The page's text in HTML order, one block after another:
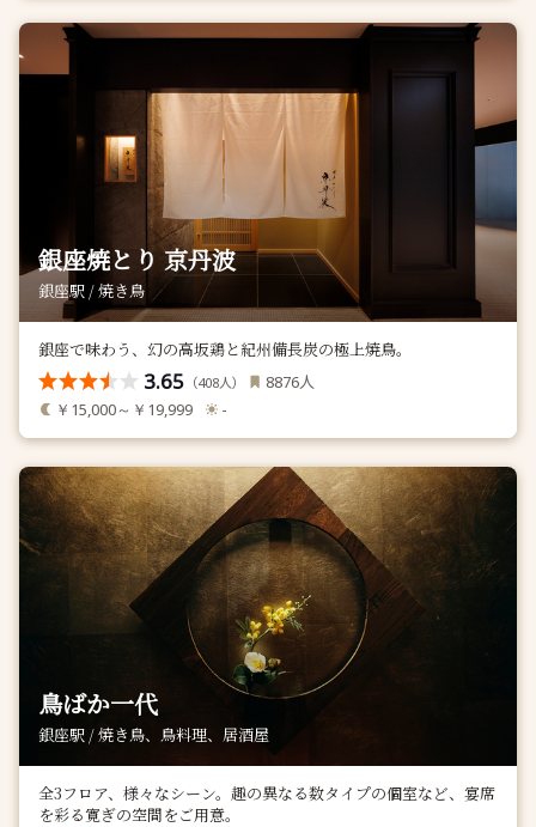
銀座焼とり 京丹波
銀座駅 / 焼き鳥
銀座で味わう、幻の高坂鶏と紀州備長炭の極上焼鳥。
3.65 （408人） 8876人
￥15,000～￥19,999 -
鳥ばか一代
銀座駅 / 焼き鳥、鳥料理、居酒屋
全3フロア、様々なシーン。趣の異なる数タイプの個室など、宴席
を彩る寛ぎの空間をご用意。